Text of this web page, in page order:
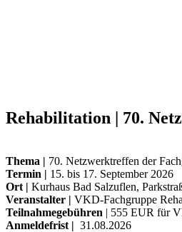
Rehabilitation | 70.
Thema | 70. Netzwerktreffen der
Termin | 15. bis 17. September 2026
Ort | Kurhaus Bad Salzuflen,
Veranstalter | VKD-Fachgruppe
Teilnahmegebühren | 555 EUR für
Anmeldefrist | 31.08.2026